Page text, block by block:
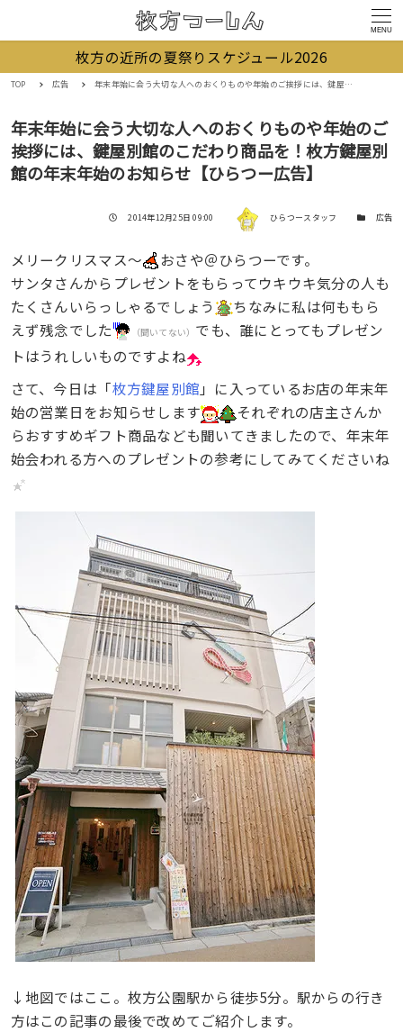
MENU
枚方の近所の夏祭りスケジュール2026
TOP 広告 年末年始に会う大切な人へのおくりものや年始のご挨拶には、鍵屋別館のこだわり商品を！枚方鍵屋別館の年末年始のお知らせ【ひらつー広告】
年末年始に会う大切な人へのおくりものや年始のご
挨拶には、鍵屋別館のこだわり商品を！枚方鍵屋別
館の年末年始のお知らせ【ひらつー広告】
投稿日
2014年12月25日 09:00 著者 ひらつースタッフ カテゴリー
広告
メリークリスマス〜
おさや＠ひらつーです。
サンタさんからプレゼントをもらってウキウキ気分の人も
たくさんいらっしゃるでしょう
ちなみに私は何ももら
えず残念でした
（聞いてない） でも、誰にとってもプレゼン
トはうれしいものですよね
さて、今日は「枚方鍵屋別館 」に入っているお店の年末年
始の営業日をお知らせします
それぞれの店主さんか
らおすすめギフト商品なども聞いてきましたので、年末年
始会われる方へのプレゼントの参考にしてみてくださいね
↓地図ではここ。枚方公園駅から徒歩5分。駅からの行き
方はこの記事の最後で改めてご紹介します。